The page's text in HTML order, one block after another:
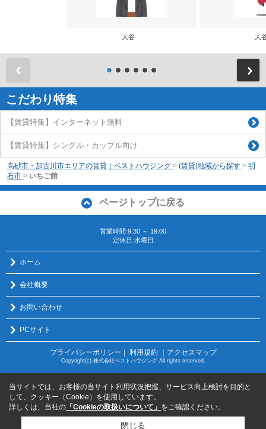
大谷 大
こだわり特集
【賃貸特集】インターネット無料
【賃貸特集】シングル・カップル向け
高砂市・加古川市エリアの賃貸｜ベストハウジング > (賃貸)地域から探す > 明
石市 > いちご館
ページトップに戻る
営業時間:9:30 ～ 19:00
定休日:水曜日
ホーム
会社概要
お問い合わせ
PCサイト
プライバシーポリシー 利用規約 ｜アクセスマップ
Copyright(c) 株式会社ベストハウジング All rights reserved.
当サイトでは、お客様の当サイト利用状況把握、サービス向上検討を目的と
して、クッキー（Cookie）を使用しています。
詳しくは、当社の 「Cookieの取扱いについて」 をご確認ください。
閉じる